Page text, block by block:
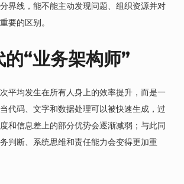
界线，能不能主动发现问题、组织资源并对
要的区别。
“业务架构师”
平均发生在所有人身上的效率提升，而是一
代码、文字和数据处理可以被快速生成，过
和信息差上的部分优势会逐渐减弱；与此同
判断、系统思维和责任能力会变得更加重